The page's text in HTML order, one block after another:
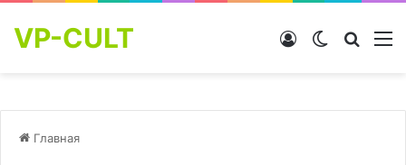
VP-CULT Switch skin
Войти
Главная